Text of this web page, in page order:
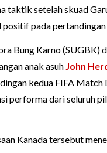
taktik setelah skuad
positif pada
Bung Karno (SUGBK)
anak asuh John
kedua FIFA Match
performa dari seluruh
Kanada tersebut